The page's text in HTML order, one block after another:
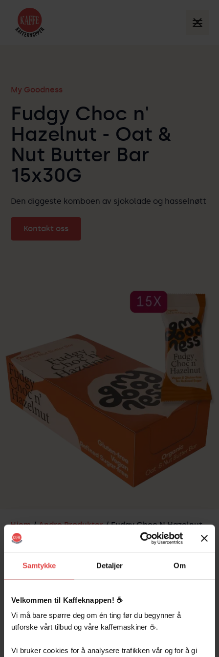
Samtykke Detaljer Om
Velkommen til Kaffeknappen! ☕️
Vi må bare spørre deg om én ting før du begynner å
utforske vårt tilbud og våre kaffemaskiner ☕️.
Vi bruker cookies for å analysere trafikken vår og for å gi
My Goodness
Fudgy Choc n'
Hazelnut - Oat &
Nut Butter Bar
15x30G
Den diggeste komboen av sjokolade og hasselnøtt
Kontakt oss
Hjem/Andre Produkter/ Fudgy Choc N Hazelnut
Oat Nut Butter Bar 15x30g
Beskrivelse
My Goodness Fudgy Choc n’ Hazelnut – eske med
15 stk Oat & Nut Butter Bar
Plantebasert og vegansk nytelse